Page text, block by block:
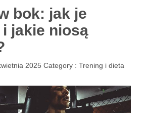
bok: jak je
jakie niosą
2025 Category : Trening i dieta